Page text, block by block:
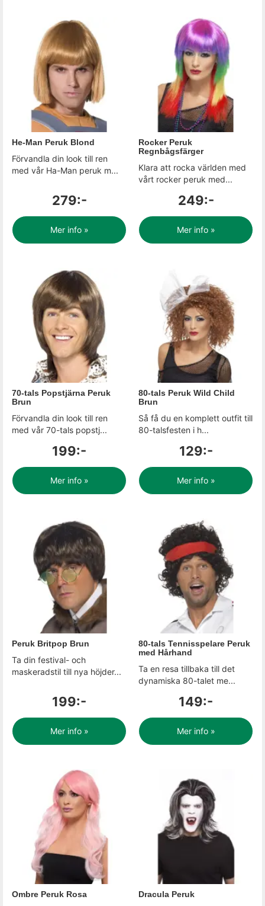
He-Man Peruk Blond
Förvandla din look till ren
med vår Ha-Man peruk m...
279:-
Mer info »
Rocker Peruk
Regnbågsfärger
Klara att rocka världen med
vårt rocker peruk med...
249:-
Mer info »
70-tals Popstjärna Peruk
Brun
Förvandla din look till ren
med vår 70-tals popstj...
199:-
Mer info »
80-tals Peruk Wild Child
Brun
Så få du en komplett outfit till
80-talsfesten i h...
129:-
Mer info »
Peruk Britpop Brun
Ta din festival- och
maskeradstil till nya höjder...
199:-
Mer info »
80-tals Tennisspelare Peruk
med Hårhand
Ta en resa tillbaka till det
dynamiska 80-talet me...
149:-
Mer info »
Ombre Peruk Rosa Dracula Peruk